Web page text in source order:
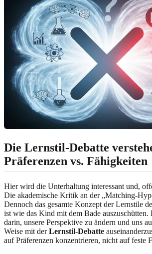
Die Lernstil-Debatte
Präferenzen vs. Fähigkeiten
Hier wird die Unterhaltung interessant und,
Die akademische Kritik an der „Matching-
Dennoch das gesamte Konzept der Lernstile
ist wie das Kind mit dem Bade
darin, unsere Perspektive zu ändern und uns
Weise mit derLernstil-Debatte
auf Präferenzen konzentrieren, nicht auf feste